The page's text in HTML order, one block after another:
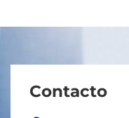
Contacto